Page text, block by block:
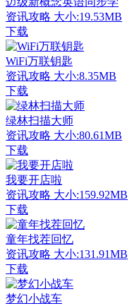
资讯攻略 大小:19.53MB
下载
WiFi万联钥匙
资讯攻略 大小:8.35MB
下载
绿林扫描大师
资讯攻略 大小:80.61MB
下载
我要开店啦
资讯攻略 大小:159.92MB
下载
童年找茬回忆
资讯攻略 大小:131.91MB
下载
梦幻小战车